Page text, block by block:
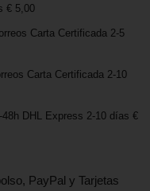
€ 5,00
Carta Certificada 2-5
Carta Certificada 2-10
DHL Express 2-10 días €
PayPal y Tarjetas